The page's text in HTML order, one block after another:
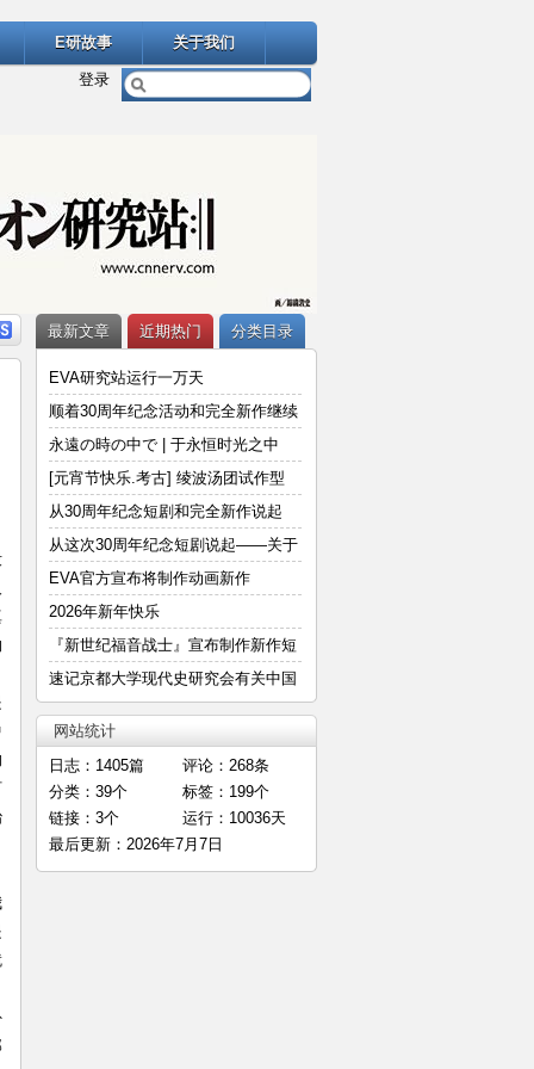
E研故事 关于我们
登录
最新文章 近期热门 分类目录
EVA研究站运行一万天
顺着30周年纪念活动和完全新作继续
说
永遠の時の中で | 于永恒时光之中
[元宵节快乐.考古] 绫波汤团试作型
从30周年纪念短剧和完全新作说起
—
从这次30周年纪念短剧说起——关于
明
EVA官方宣布将制作动画新作
2026年新年快乐
『新世纪福音战士』宣布制作新作短
篇
速记京都大学现代史研究会有关中国
E
网站统计
日志：1405篇
评论：268条
分类：39个
标签：199个
链接：3个
运行：10036天
最后更新：2026年7月7日